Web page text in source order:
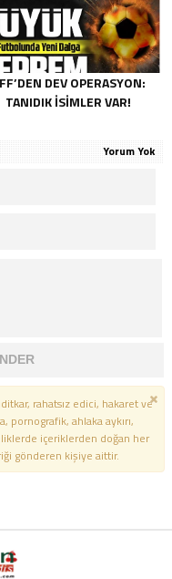
DEV OPERASYON:
TANIDIK İSIMLER VAR!
Yorum Yok
rahatsız edici, hakaret ve
pornografik, ahlaka aykırı,
içeriklerden doğan her
gönderen kişiye aittir.